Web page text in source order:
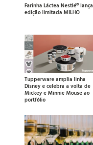
Farinha Láctea Nestlé® lança
edição limitada MILHO
Tupperware amplia linha
Disney e celebra a volta de
Mickey e Minnie Mouse ao
portfólio